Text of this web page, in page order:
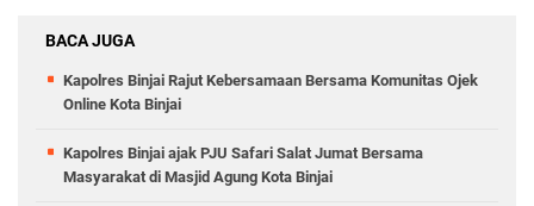
BACA JUGA
Kapolres Binjai Rajut Kebersamaan Bersama Komunitas Ojek
Online Kota Binjai
Kapolres Binjai ajak PJU Safari Salat Jumat Bersama
Masyarakat di Masjid Agung Kota Binjai